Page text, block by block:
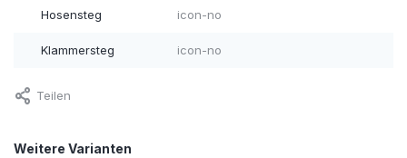
Hosensteg icon-no
Klammersteg icon-no
Teilen
Weitere Varianten